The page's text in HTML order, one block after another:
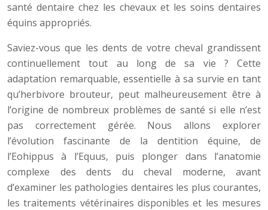
santé dentaire chez les chevaux et les soins dentaires
équins appropriés.
Saviez-vous que les dents de votre cheval grandissent
continuellement tout au long de sa vie ? Cette
adaptation remarquable, essentielle à sa survie en tant
qu’herbivore brouteur, peut malheureusement être à
l’origine de nombreux problèmes de santé si elle n’est
pas correctement gérée. Nous allons explorer
l’évolution fascinante de la dentition équine, de
l’Eohippus à l’Equus, puis plonger dans l’anatomie
complexe des dents du cheval moderne, avant
d’examiner les pathologies dentaires les plus courantes,
les traitements vétérinaires disponibles et les mesures